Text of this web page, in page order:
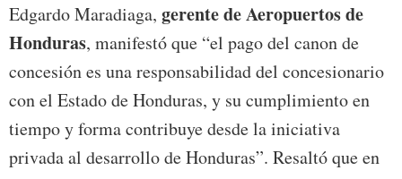
Edgardo Maradiaga, gerente de Aeropuertos de
Honduras, manifestó que “el pago del canon de
concesión es una responsabilidad del concesionario
con el Estado de Honduras, y su cumplimiento en
tiempo y forma contribuye desde la iniciativa
privada al desarrollo de Honduras”. Resaltó que en